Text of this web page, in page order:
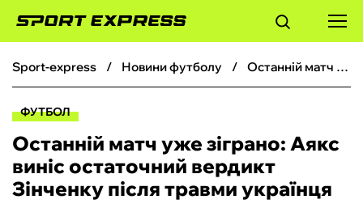
ФУТБОЛ
БОКС
sport-express новини футболу Останній матч уже зіграно: Аякс виніс остаточний вердикт Зінченку після травми українця
ФУТБОЛ
Останній матч уже зіграно: Аякс
виніс остаточний вердикт
Зінченку після травми українця